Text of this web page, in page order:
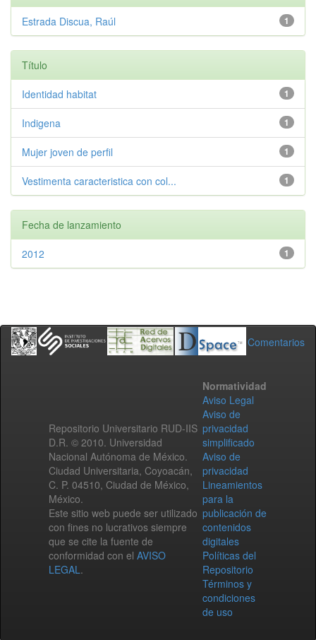
1
Estrada Discua, Raúl
Título
1
Identidad habitat
1
Indigena
1
Mujer joven de perfil
1
Vestimenta caracteristica con col...
Fecha de lanzamiento
1
2012
Comentarios
Repositorio Universitario RUD-IIS
D.R. © 2010. Universidad
Nacional Autónoma de México.
Ciudad Universitaria, Coyoacán,
C. P. 04510, Ciudad de México,
México.
Este sitio web puede ser utilizado
con fines no lucrativos siempre
que se cite la fuente de
conformidad con el AVISO
LEGAL.
Normatividad
Aviso Legal
Aviso de
privacidad
simplificado
Aviso de
privacidad
Lineamientos
para la
publicación de
contenidos
digitales
Políticas del
Repositorio
Términos y
condiciones
de uso